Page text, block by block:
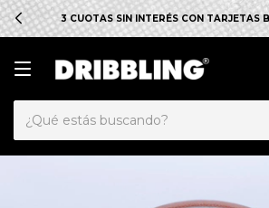
3 CUOTAS SIN INTERÉS CON TARJETAS